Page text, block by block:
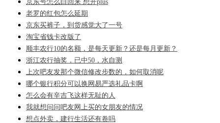
京东号怎么白回来 想开plus
老罗的红包怎么延期
京东买裤子，到货感觉大了一号
淘宝省钱卡改版了
顺丰农行10的名额，是每天更新？还是每月更新？
浙江农行抽奖，已中50，水自测
上次吧友发那个微信修改步数的，如何取消呢
哪个银行积分可以换网易严选礼品卡啊
怎么会有辛吉飞这样无耻的人
我就想问问吧友网上买的女朋友的情况
想点外卖，建行生活还有卷吗